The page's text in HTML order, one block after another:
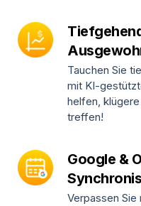
Tauchen Sie
mit KI-
helfen,
treffen!
Google &
Verpassen Sie